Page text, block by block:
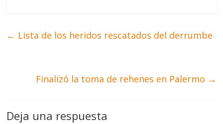
← Lista de los heridos rescatados del derrumbe
Finalizó la toma de rehenes en Palermo →
Deja una respuesta